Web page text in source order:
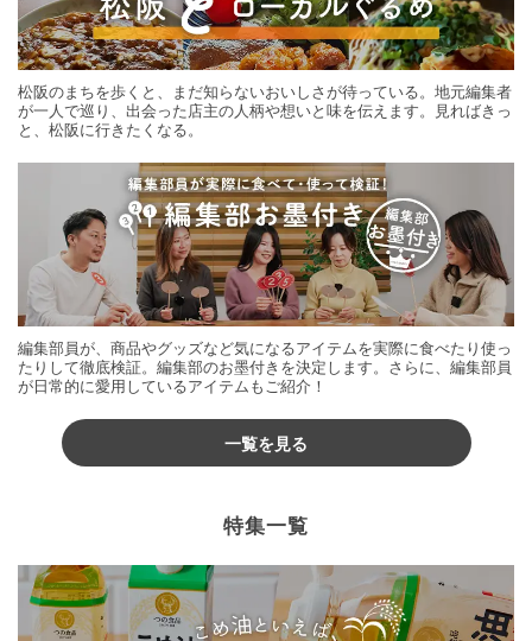
松阪のまちを歩くと、まだ知らないおいしさが待っている。地元編集者
が一人で巡り、出会った店主の人柄や想いと味を伝えます。見ればきっ
と、松阪に行きたくなる。
編集部員が、商品やグッズなど気になるアイテムを実際に食べたり使っ
たりして徹底検証。編集部のお墨付きを決定します。さらに、編集部員
が日常的に愛用しているアイテムもご紹介！
一覧を見る
特集一覧